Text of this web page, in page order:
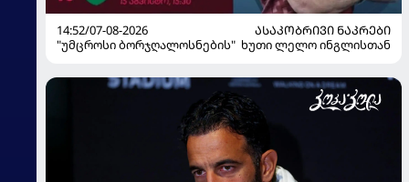
14:52/07-08-2026
ᲐᲡᲐᲙᲝᲑᲠᲘᲕᲘ ᲜᲐᲙᲠᲔᲑᲘ
"უმცროსი ბორჯღალოსნების" ხუთი ლელო ინგლისთან